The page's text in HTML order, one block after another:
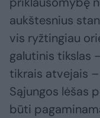
aukštesnius
vis ryžtingiau
galutinis tikslas
tikrais atvejais
Sąjungos lėšas
būti